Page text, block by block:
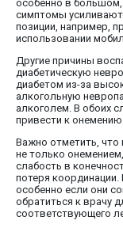
особенно в большом,
симптомы
позиции, например,
использовании
Другие причины
диабетическую
диабетом из-за
алкогольную
алкоголем. В обоих
привести к онемению
Важно отметить,
не только
слабость в
потеря
особенно если они
обратиться к врачу
соответствующего